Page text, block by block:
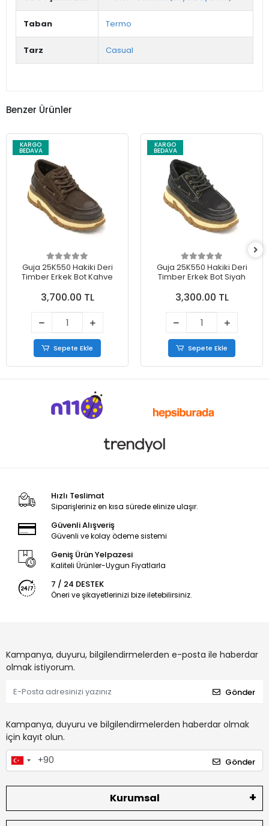
Taban Termo
Tarz Casual
Benzer Ürünler
KARGO
BEDAVA
Guja 25K550 Hakiki Deri
Timber Erkek Bot Kahve
3,700.00 TL
Sepete Ekle
KARGO
BEDAVA
Guja 25K550 Hakiki Deri
Timber Erkek Bot Siyah
3,300.00 TL
Sepete Ekle
Hızlı Teslimat
Siparişleriniz en kısa sürede elinize ulaşır.
Güvenli Alışveriş
Güvenli ve kolay ödeme sistemi
Geniş Ürün Yelpazesi
Kaliteli Ürünler-Uygun Fiyatlarla
7 / 24 DESTEK
Öneri ve şikayetlerinizi bize iletebilirsiniz.
Kampanya, duyuru, bilgilendirmelerden e-posta ile haberdar
olmak istiyorum.
Gönder
Kampanya, duyuru ve bilgilendirmelerden haberdar olmak
için kayıt olun.
Gönder
Kurumsal